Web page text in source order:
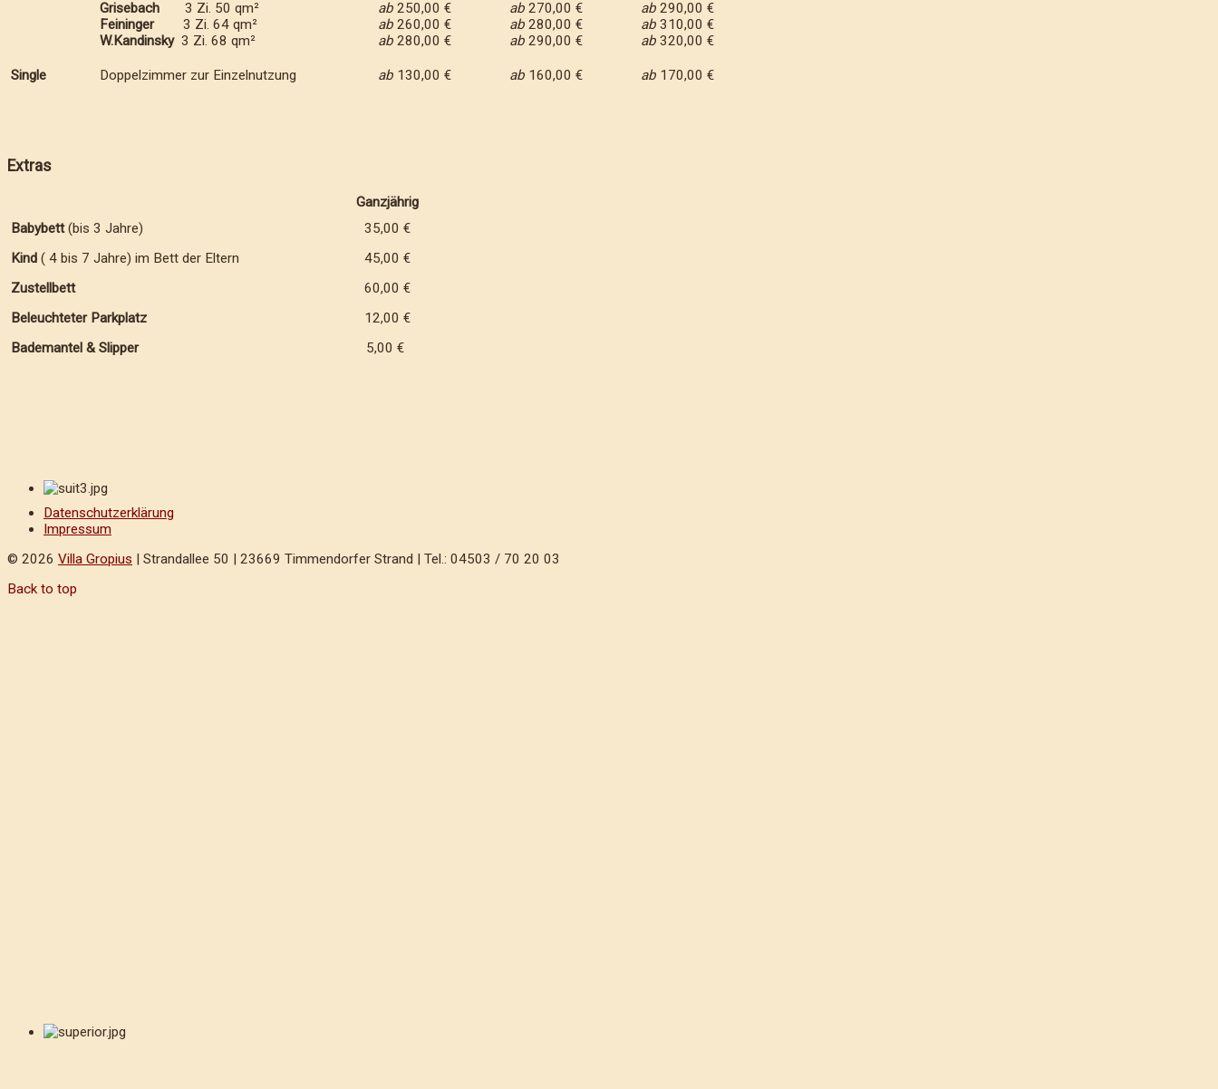
Grisebach 3 Zi. 50 qm²
Feininger
3 Zi. 64 qm²
W.Kandinsky3 Zi. 68 qm²
ab 250,00 €
ab260,00 €
ab280,00 €
ab270,00 €
ab280,00 €
ab290,00 €
ab 290,00 €
ab 310,00 €
ab 320,00 €
Single Doppelzimmer zur Einzelnutzung ab130,00 € ab160,00 € ab 170,00 €
Extras
Ganzjährig
Babybett(bis 3 Jahre)
35,00 €
Kind ( 4 bis 7 Jahre) im Bett der Eltern
45,00 €
Zustellbett
60,00 €
Beleuchteter Parkplatz
12,00 €
Bademantel & Slipper
5,00 €
Datenschutzerklärung
Impressum
© 2026 Villa Gropius | Strandallee 50 | 23669 Timmendorfer Strand | Tel.: 04503 / 70 20 03
Back to top